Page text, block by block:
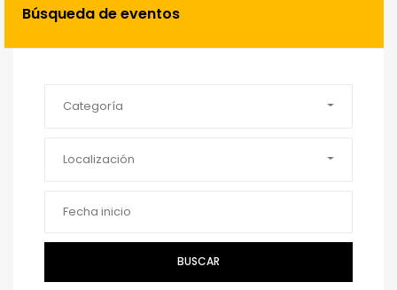
Búsqueda de eventos
Categoría
Localización
BUSCAR